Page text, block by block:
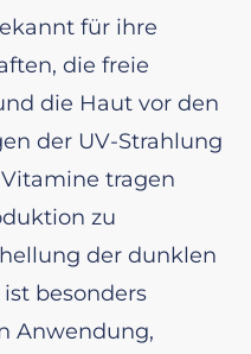
für ihre
die freie
die Haut vor den
der UV-Strahlung
tragen
zu
der dunklen
besonders
Anwendung,